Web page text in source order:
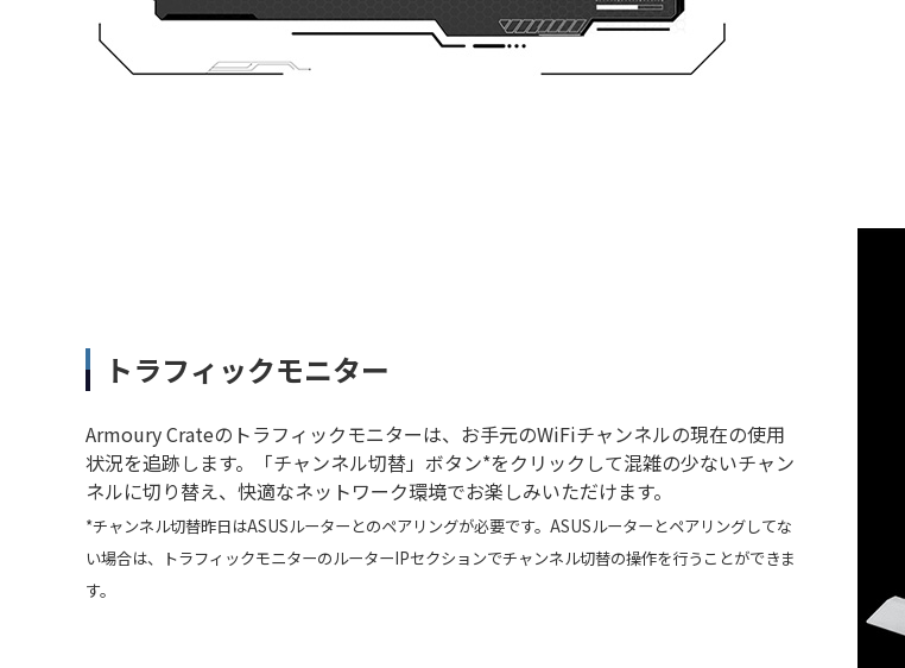
トラフィックモニター
Armoury Crateのトラフィックモニターは、お手元のWiFiチャンネルの現在の使用
状況を追跡します。「チャンネル切替」ボタン*をクリックして混雑の少ないチャン
ネルに切り替え、快適なネットワーク環境でお楽しみいただけます。
*チャンネル切替昨日はASUSルーターとのペアリングが必要です。ASUSルーターとペアリングしてな
い場合は、トラフィックモニターのルーターIPセクションでチャンネル切替の操作を行うことができま
す。